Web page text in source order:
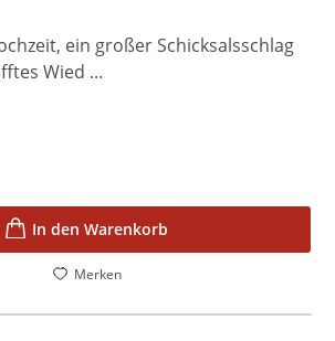
ein großer Schicksalsschlag
Wied ...
In den Warenkorb
Merken